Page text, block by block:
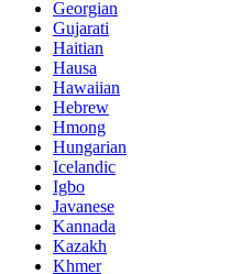
Georgian
Gujarati
Haitian
Hausa
Hawaiian
Hebrew
Hmong
Hungarian
Icelandic
Igbo
Javanese
Kannada
Kazakh
Khmer